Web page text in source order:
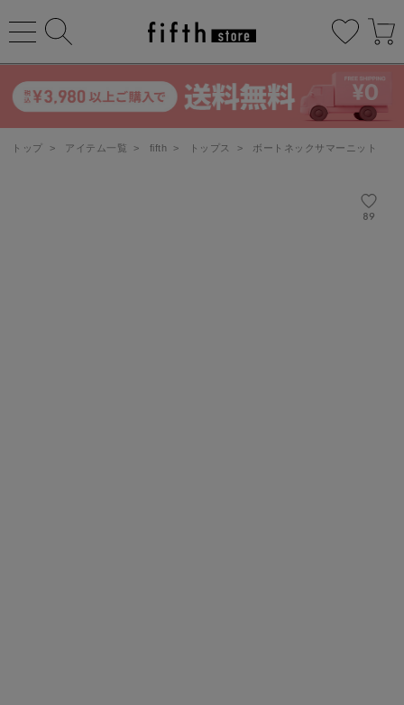
トップ > アイテム一覧 > fifth > トップス > ボートネックサマーニット
89